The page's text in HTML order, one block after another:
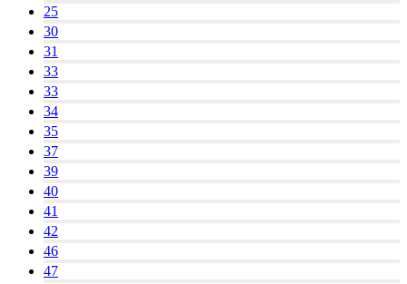
25
30
31
33
33
34
35
37
39
40
41
42
46
47